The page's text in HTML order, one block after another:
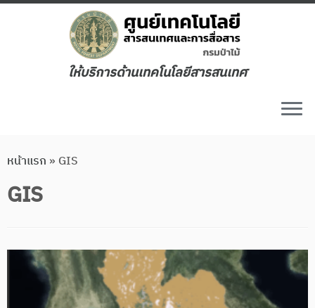
ให้บริการด้านเทคโนโลยีสารสนเทศ
หน้าแรก » GIS
GIS